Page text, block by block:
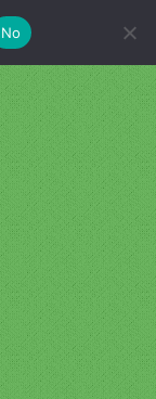
No